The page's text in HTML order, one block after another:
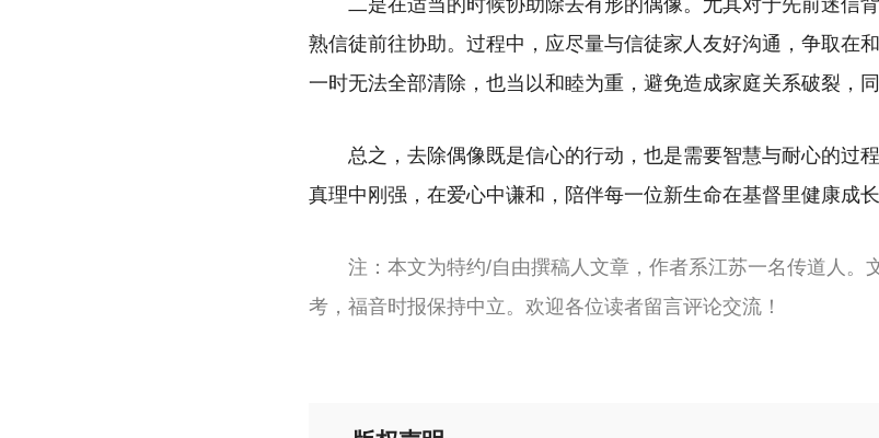
二是在适当的时候协助除去有形的偶像。尤其对于先前迷信
熟信徒前往协助。过程中，应尽量与信徒家人友好沟通，争取在
一时无法全部清除，也当以和睦为重，避免造成家庭关系破裂，
总之，去除偶像既是信心的行动，也是需要智慧与耐心的过
真理中刚强，在爱心中谦和，陪伴每一位新生命在基督里健康成长
注：本文为特约/自由撰稿人文章，作者系江苏一名传道人。
考，福音时报保持中立。欢迎各位读者留言评论交流！